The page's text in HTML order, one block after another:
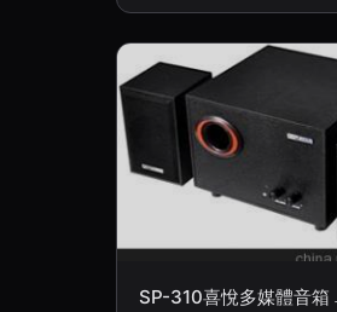
SP-310喜悅多媒體音箱